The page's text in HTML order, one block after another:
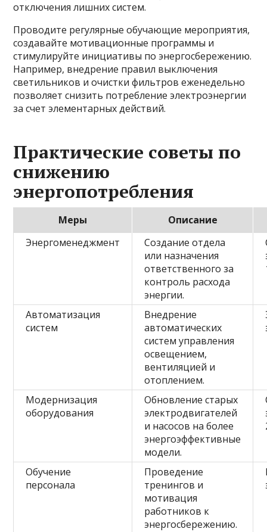
отключения лишних систем.
Проводите регулярные обучающие мероприятия,
создавайте мотивационные программы и
стимулируйте инициативы по энергосбережению.
Например, внедрение правил выключения
светильников и очистки фильтров еженедельно
позволяет снизить потребление электроэнергии
за счет элементарных действий.
Практические советы по
снижению
энергопотребления
Меры
Описание
Энергоменеджмент
Создание отдела
или назначения
ответственного за
контроль расхода
энергии.
Автоматизация
систем
Внедрение
автоматических
систем управления
освещением,
вентиляцией и
отоплением.
Модернизация
оборудования
Обновление старых
электродвигателей
и насосов на более
энергоэффективные
модели.
Обучение
персонала
Проведение
тренингов и
мотивация
работников к
энергосбережению.